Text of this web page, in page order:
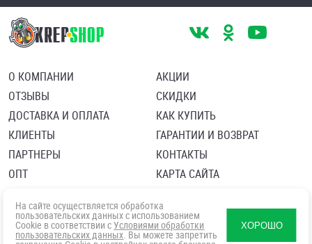
О КОМПАНИИ
ОТЗЫВЫ
ДОСТАВКА И ОПЛАТА
КЛИЕНТЫ
ПАРТНЕРЫ
ОПТ
АКЦИИ
СКИДКИ
КАК КУПИТЬ
ГАРАНТИИ И ВОЗВРАТ
КОНТАКТЫ
КАРТА САЙТА
Политика в отношении обработки персональных данных
Согласие посетителя сайта на обработку персональных данны
На сайте осуществляется обработка
пользовательских данных с использованием
Cookie в соответствии с Условиями обработки
пользовательских данных. Вы можете запретить
ХОРОШО